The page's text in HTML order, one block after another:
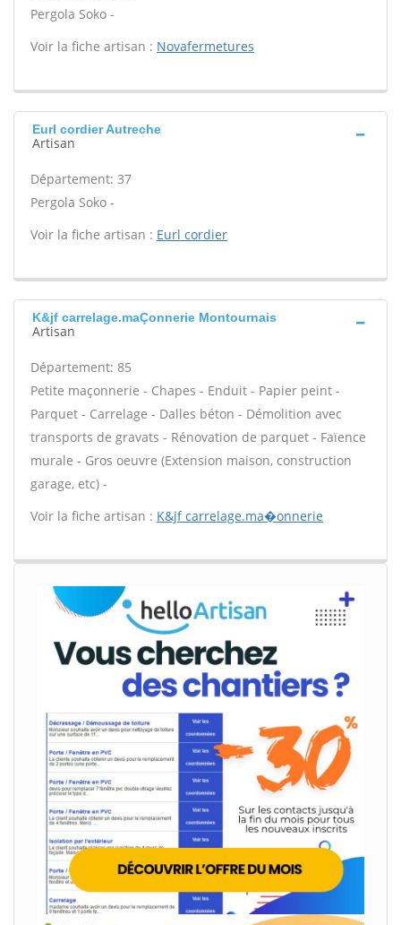
Pergola Soko -
Voir la fiche artisan : Novafermetures
Eurl cordier Autreche
Artisan
Département: 37
Pergola Soko -
Voir la fiche artisan : Eurl cordier
K&jf carrelage.maÇonnerie Montournais
Artisan
Département: 85
Petite maçonnerie - Chapes - Enduit - Papier peint -
Parquet - Carrelage - Dalles béton - Démolition avec
transports de gravats - Rénovation de parquet - Faïence
murale - Gros oeuvre (Extension maison, construction
garage, etc) -
Voir la fiche artisan : K&jf carrelage.ma�onnerie